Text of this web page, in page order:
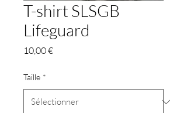
T-shirt SLSGB
Lifeguard
10,00 €Prix
Taille *